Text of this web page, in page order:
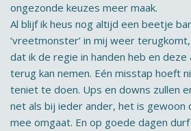
ongezonde keuzes meer maak.
Al blijf ik heus nog altijd een beetje
‘vreetmonster’ in mij weer
dat ik de regie in handen heb en
terug kan nemen. Eén misstap hoeft
teniet te doen. Ups en downs zullen
net als bij ieder ander, het is gewoon
mee omgaat. En op goede dagen